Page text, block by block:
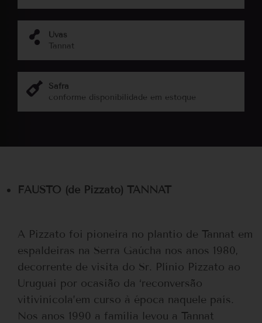
Uvas
Tannat
Safra
conforme disponibilidade em estoque
FAUSTO (de Pizzato) TANNAT
A Pizzato foi pioneira no plantio de Tannat em
espaldeiras na Serra Gaúcha nos anos 1980,
decorrente de visita do Sr. Plínio Pizzato ao
Uruguai por ocasião da ‘reconversão
vitivinícola’em curso à época naquele país.
Nos anos 1990 a família levou a Tannat